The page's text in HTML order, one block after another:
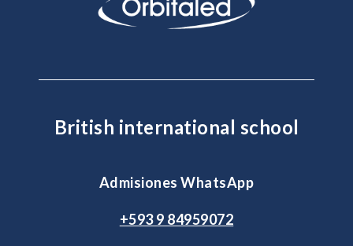
British international school
Admisiones WhatsApp
+593 9 84959072